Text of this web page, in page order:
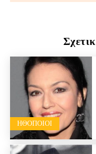
HΘΟΠΟΙΟΊ